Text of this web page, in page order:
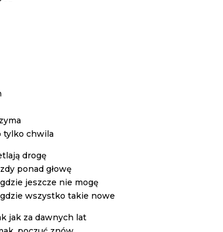
tylko chwila
drogę
ponad głowę
jeszcze nie mogę
wszystko takie nowe
jak za dawnych lat